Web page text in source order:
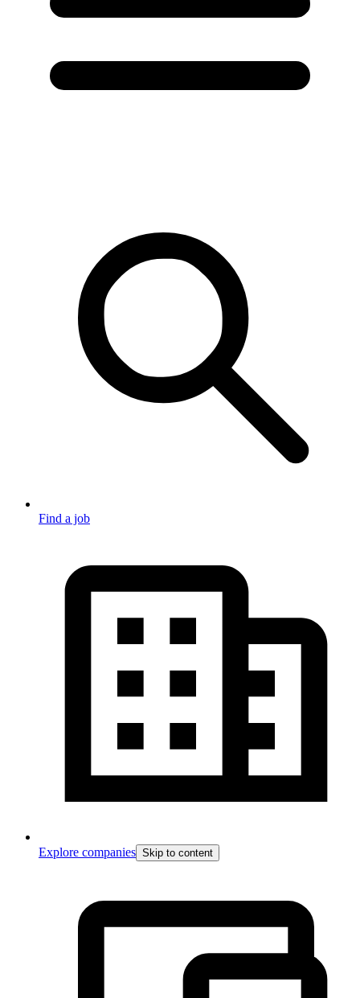
Find a job
Explore companies Skip to content